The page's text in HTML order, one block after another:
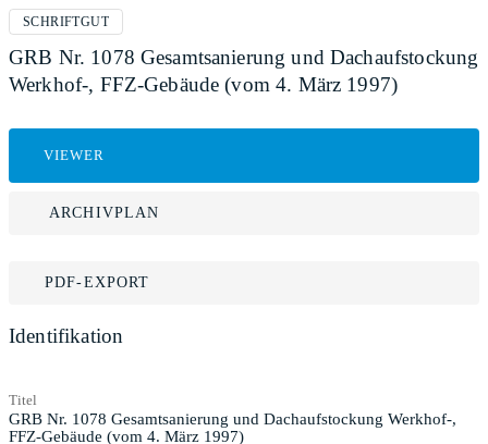
SCHRIFTGUT
GRB Nr. 1078 Gesamtsanierung und Dachaufstockung
Werkhof-, FFZ-Gebäude (vom 4. März 1997)
VIEWER
ARCHIVPLAN
PDF-EXPORT
Identifikation
Titel
GRB Nr. 1078 Gesamtsanierung und Dachaufstockung Werkhof-,
FFZ-Gebäude (vom 4. März 1997)